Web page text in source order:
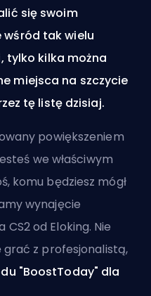
się swoim
wśród tak wielu
tylko kilka można
miejsca na szczycie
tę listę dzisiaj.
powiększeniem
we właściwym
komu będziesz mógł
wynajęcie
od Eloking. Nie
grać z profesjonalistą,
"BoostToday" dla